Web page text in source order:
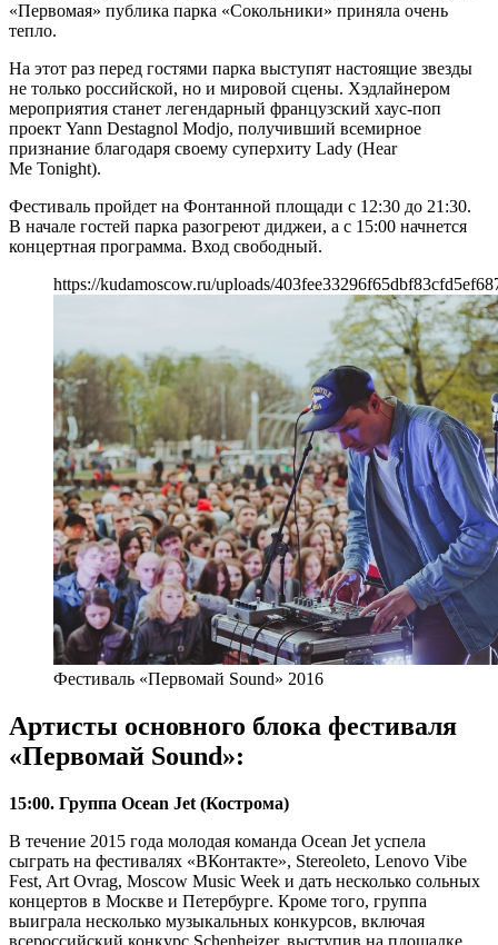
«Первомая» публика парка «Сокольники» приняла очень
тепло.
На этот раз перед гостями парка выступят настоящие звезды
не только российской, но и мировой сцены. Хэдлайнером
мероприятия станет легендарный французский хаус-поп
проект Yann Destagnol Modjo, получивший всемирное
признание благодаря своему суперхиту Lady (Hear
Me Tonight).
Фестиваль пройдет на Фонтанной площади с 12:30 до 21:30.
В начале гостей парка разогреют диджеи, а с 15:00 начнется
концертная программа. Вход свободный.
https://kudamoscow.ru/uploads/
Фестиваль «Первомай Sound» 2016
Артисты основного блока фестиваля
«Первомай Sound»:
15:00. Группа Ocean Jet (Кострома)
В течение 2015 года молодая команда Ocean Jet успела
сыграть на фестивалях «ВКонтакте», Stereoleto, Lenovo Vibe
Fest, Art Ovrag, Moscow Music Week и дать несколько сольных
концертов в Москве и Петербурге. Кроме того, группа
выиграла несколько музыкальных конкурсов, включая
всероссийский конкурс Schenheizer, выступив на площадке